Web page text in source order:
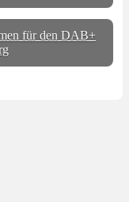
für den DAB+